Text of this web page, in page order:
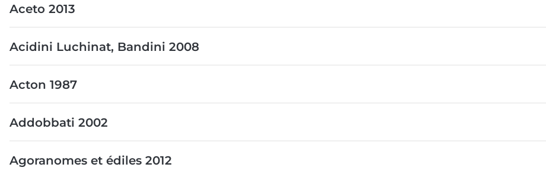
Aceto 2013
Acidini Luchinat, Bandini 2008
Acton 1987
Addobbati 2002
Agoranomes et édiles 2012